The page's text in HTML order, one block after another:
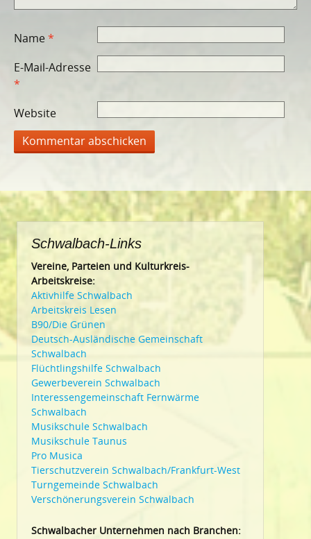
Name*
E-Mail-Adresse
*
Website
Schwalbach-Links
Vereine, Parteien und Kulturkreis-
Arbeitskreise:
Aktivhilfe Schwalbach
Arbeitskreis Lesen
B90/Die Grünen
Deutsch-Ausländische Gemeinschaft
Schwalbach
Flüchtlingshilfe Schwalbach
Gewerbeverein Schwalbach
Interessengemeinschaft Fernwärme
Schwalbach
Musikschule Schwalbach
Musikschule Taunus
Pro Musica
Tierschutzverein Schwalbach/Frankfurt-West
Turngemeinde Schwalbach
Verschönerungsverein Schwalbach
Schwalbacher Unternehmen nach Branchen: